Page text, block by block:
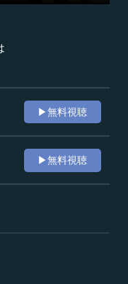
▶無料視聴
▶無料視聴